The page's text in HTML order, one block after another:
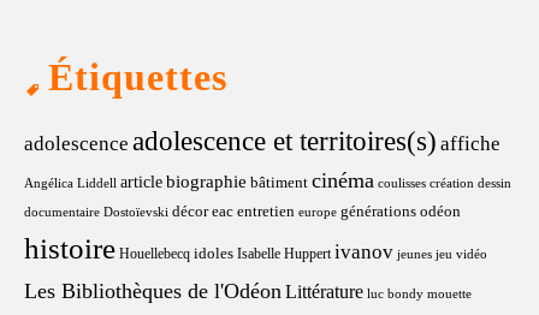
Étiquettes
adolescence adolescence et territoires(s) affiche
Angélica Liddell articlebiographie bâtiment cinéma coulisses création dessin
documentaire Dostoïevski décor eac entretien europe générations odéon
histoire Houellebecq idoles Isabelle Huppert ivanov jeunes jeu vidéo
Les Bibliothèques de l'OdéonLittérature luc bondy mouette